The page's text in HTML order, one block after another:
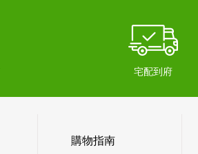
宅配到府
購物指南